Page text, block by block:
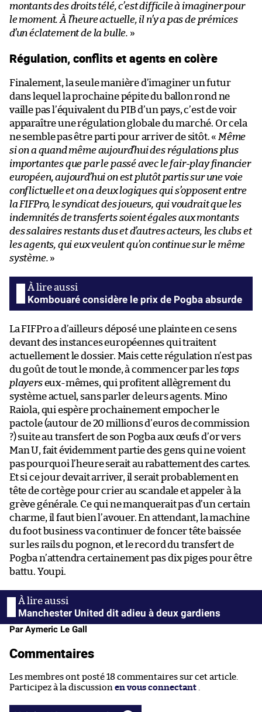
montants des droits télé, c’est difficile à imaginer pour
le moment. À l’heure actuelle, il n’y a pas de prémices
d’un éclatement de la bulle. »
Régulation, conflits et agents en colère
Finalement, la seule manière d’imaginer un futur
dans lequel la prochaine pépite du ballon rond ne
vaille pas l’équivalent du PIB d’un pays, c’est de voir
apparaître une régulation globale du marché. Or cela
ne semble pas être parti pour arriver de sitôt. « Même
si on a quand même aujourd’hui des régulations plus
importantes que par le passé avec le fair-play financier
européen, aujourd’hui on est plutôt partis sur une voie
conflictuelle et on a deux logiques qui s’opposent entre
la FIFPro, le syndicat des joueurs, qui voudrait que les
indemnités de transferts soient égales aux montants
des salaires restants dus et d’autres acteurs, les clubs et
les agents, qui eux veulent qu’on continue sur le même
système. »
Kombouaré considère le prix de Pogba absurde
La FIFPro a d’ailleurs déposé une plainte en ce sens
devant des instances européennes qui traitent
actuellement le dossier. Mais cette régulation n’est pas
du goût de tout le monde, à commencer par lestops
playerseux-mêmes, qui profitent allègrement du
système actuel, sans parler de leurs agents. Mino
Raiola, qui espère prochainement empocher le
pactole (autour de 20 millions d’euros de commission
?) suite au transfert de son Pogba aux œufs d’or vers
Man U, fait évidemment partie des gens qui ne voient
pas pourquoi l’heure serait au rabattement des cartes.
Et si ce jour devait arriver, il serait probablement en
tête de cortège pour crier au scandale et appeler à la
grève générale. Ce qui ne manquerait pas d’un certain
charme, il faut bien l’avouer. En attendant, la machine
du foot business va continuer de foncer tête baissée
sur les rails du pognon, et le record du transfert de
Pogba n’attendra certainement pas dix piges pour être
battu. Youpi.
Manchester United dit adieu à deux gardiens
Par Aymeric Le Gall
Commentaires
Les membres ont posté 18 commentaires sur cet article.
Participez à la discussion en vous connectant